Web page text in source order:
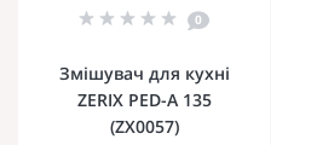
0
Змішувач для кухні
ZERIX PED-A 135
(ZX0057)